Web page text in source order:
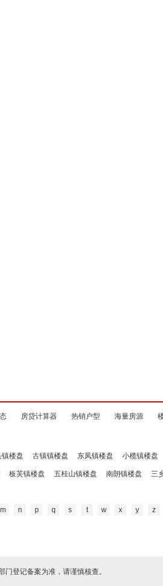
房贷计算器 热销户型 海量房源
镇楼盘 古镇镇楼盘 东凤镇楼盘 小榄镇楼盘
板芙镇楼盘 五桂山镇楼盘 南朗镇楼盘 三
m n p q s t w x y z
登记备案为准，请谨慎核查。